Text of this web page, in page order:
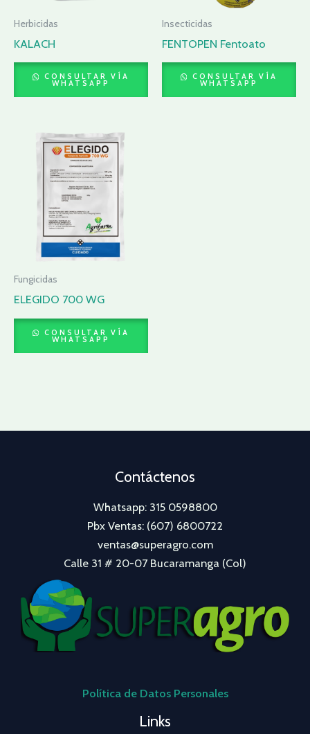
Herbicidas
KALACH
CONSULTAR VÍA
WHATSAPP
Insecticidas
FENTOPEN Fentoato
CONSULTAR VÍA
WHATSAPP
Fungicidas
ELEGIDO 700 WG
CONSULTAR VÍA
WHATSAPP
Contáctenos
Whatsapp: 315 0598800
Pbx Ventas: (607) 6800722
ventas@superagro.com
Calle 31 # 20-07 Bucaramanga (Col)
Política de Datos Personales
Links